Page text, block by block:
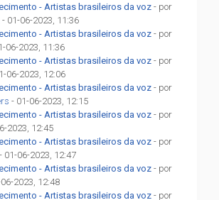
- Artistas brasileiros da voz - por
- 01-06-2023, 11:36
- Artistas brasileiros da voz - por
06-2023, 11:36
- Artistas brasileiros da voz - por
06-2023, 12:06
- Artistas brasileiros da voz - por
- 01-06-2023, 12:15
- Artistas brasileiros da voz - por
2023, 12:45
- Artistas brasileiros da voz - por
- 01-06-2023, 12:47
- Artistas brasileiros da voz - por
2023, 12:48
- Artistas brasileiros da voz - por